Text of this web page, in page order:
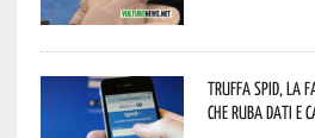
Truffa Spid, la
che ruba dati e